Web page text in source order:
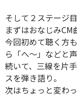
そして２ステージ
まずはおなじみCM
今回初めて聴く方
ら「へ〜」などと
続いて、三線を片
スを弾き語り。
次はちょっと変わっ